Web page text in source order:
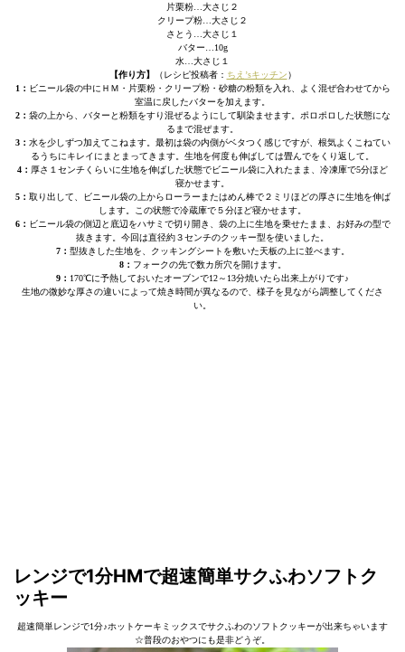
片栗粉…大さじ２
クリープ粉…大さじ２
さとう…大さじ１
バター…10g
水…大さじ１
【作り方】
（レシピ投稿者： ちえ’sキッチン）
1： ビニール袋の中にＨＭ・片栗粉・クリープ粉・砂糖の粉類を入れ、よく混ぜ合わせてから
室温に戻したバターを加えます。
2： 袋の上から、バターと粉類をすり混ぜるようにして馴染ませます。ポロポロした状態にな
るまで混ぜます。
3： 水を少しずつ加えてこねます。最初は袋の内側がベタつく感じですが、根気よくこねてい
るうちにキレイにまとまってきます。生地を何度も伸ばしては畳んでをくり返して。
4： 厚さ１センチくらいに生地を伸ばした状態でビニール袋に入れたまま、冷凍庫で5分ほど
寝かせます。
5： 取り出して、ビニール袋の上からローラーまたはめん棒で２ミリほどの厚さに生地を伸ば
します。この状態で冷蔵庫で５分ほど寝かせます。
6： ビニール袋の側辺と底辺をハサミで切り開き、袋の上に生地を乗せたまま、お好みの型で
抜きます。今回は直径約３センチのクッキー型を使いました。
7： 型抜きした生地を、クッキングシートを敷いた天板の上に並べます。
8： フォークの先で数カ所穴を開けます。
9： 170℃に予熱しておいたオーブンで12～13分焼いたら出来上がりです♪
生地の微妙な厚さの違いによって焼き時間が異なるので、様子を見ながら調整してくださ
い。
レンジで1分HMで超速簡単サクふわソフトク
ッキー
超速簡単レンジで1分♪ホットケーキミックスでサクふわのソフトクッキーが出来ちゃいます
☆普段のおやつにも是非どうぞ。